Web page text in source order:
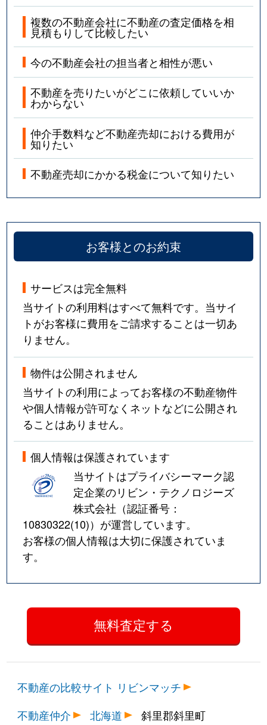
複数の不動産会社に不動産の査定価格を相
見積もりして比較したい
今の不動産会社の担当者と相性が悪い
不動産を売りたいがどこに依頼していいか
わからない
仲介手数料など不動産売却における費用が
知りたい
不動産売却にかかる税金について知りたい
お客様とのお約束
サービスは完全無料
当サイトの利用料はすべて無料です。当サイ
トがお客様に費用をご請求することは一切あ
りません。
物件は公開されません
当サイトの利用によってお客様の不動産物件
や個人情報が許可なくネットなどに公開され
ることはありません。
個人情報は保護されています
当サイトはプライバシーマーク認
定企業のリビン・テクノロジーズ
株式会社（認証番号：
10830322(10)）が運営しています。
お客様の個人情報は大切に保護されていま
す。
不動産の比較サイト リビンマッチ
不動産仲介
北海道 斜里郡斜里町